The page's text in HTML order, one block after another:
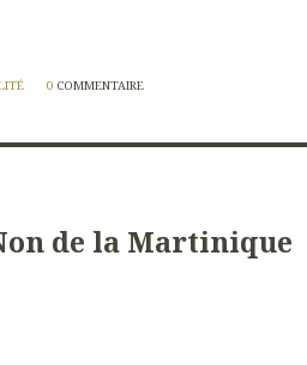
0 COMMENTAIRE
de la Martinique